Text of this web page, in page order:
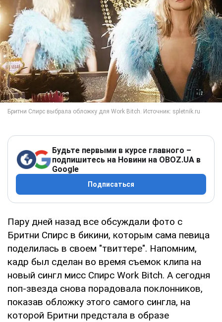
Будьте первыми в курсе главного –
подпишитесь на Новини на OBOZ.UA в
Google
Подписаться
Пару дней назад все обсуждали фото с
Бритни Спирс в бикини, которым сама певица
поделилась в своем "твиттере". Напомним,
кадр был сделан во время съемок клипа на
новый сингл мисс Спирс Work Bitch. А сегодня
поп-звезда снова порадовала поклонников,
показав обложку этого самого сингла, на
которой Бритни предстала в образе